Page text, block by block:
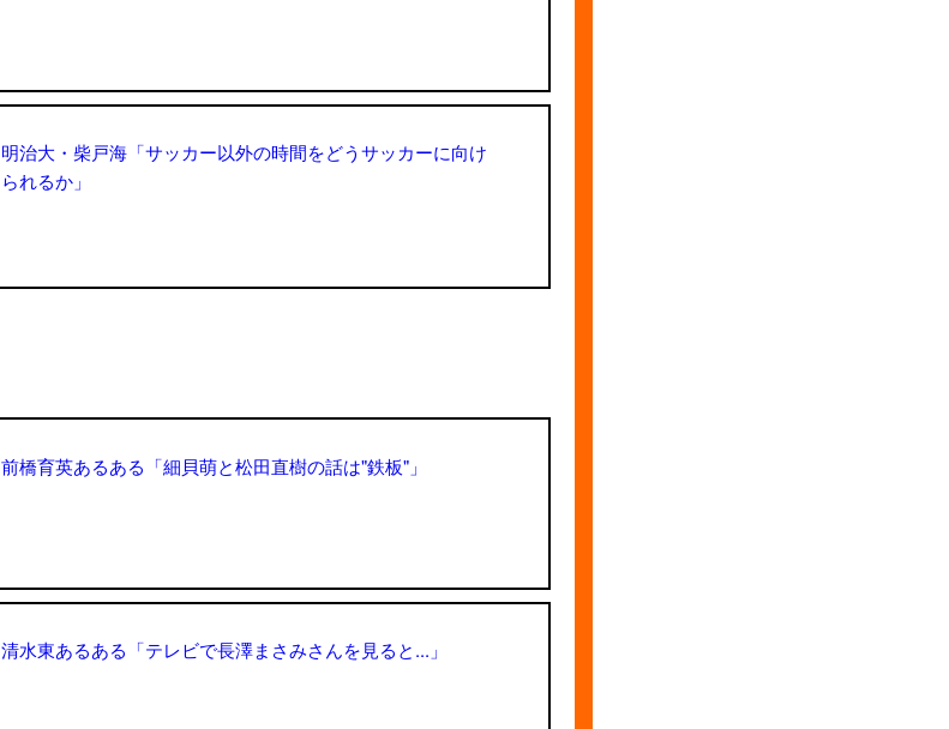
明治大・柴戸海「サッカー以外の時間をどうサッカーに向け
られるか」
前橋育英あるある「細貝萌と松田直樹の話は"鉄板"」
清水東あるある「テレビで長澤まさみさんを見ると...」